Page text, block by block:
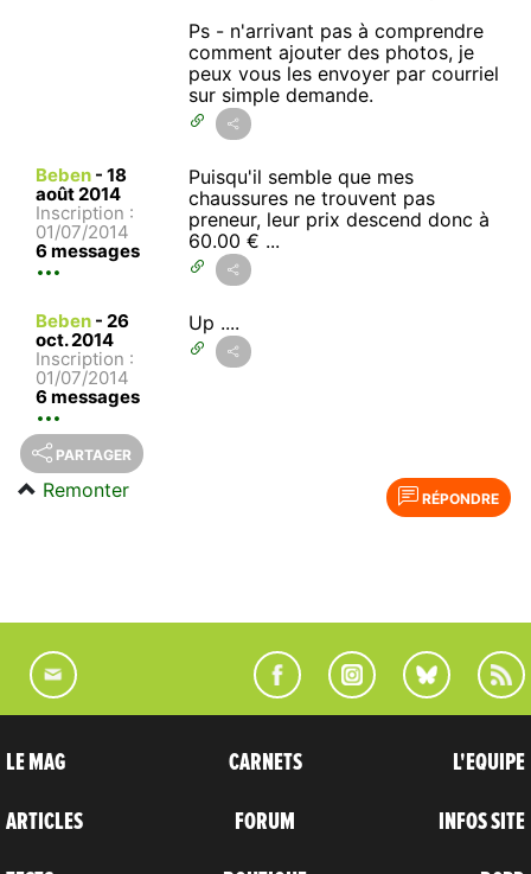
Ps - n'arrivant pas à comprendre
comment ajouter des photos, je
peux vous les envoyer par courriel
sur simple demande.
Beben - 18
août 2014
Inscription :
01/07/2014
6 messages
Puisqu'il semble que mes
chaussures ne trouvent pas
preneur, leur prix descend donc à
60.00 € ...
Beben - 26
oct. 2014
Inscription :
01/07/2014
6 messages
Up ....
PARTAGER
RÉPONDRE
Remonter
LE MAG
ARTICLES
CARNETS
FORUM
L'EQUIPE
INFOS SITE